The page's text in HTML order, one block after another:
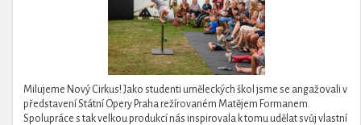
Milujeme Nový Cirkus! Jako studenti uměleckých škol jsme se angažovali v
představení Státní Opery Praha režírovaném Matějem Formanem.
Spolupráce s tak velkou produkcí nás inspirovala k tomu udělat svůj vlastní